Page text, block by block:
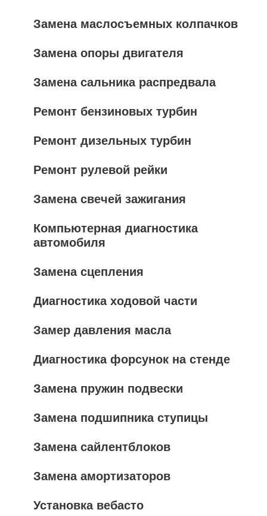
Замена маслосъемных колпачков
Замена опоры двигателя
Замена сальника распредвала
Ремонт бензиновых турбин
Ремонт дизельных турбин
Ремонт рулевой рейки
Замена свечей зажигания
Компьютерная диагностика
автомобиля
Замена сцепления
Диагностика ходовой части
Замер давления масла
Диагностика форсунок на стенде
Замена пружин подвески
Замена подшипника ступицы
Замена сайлентблоков
Замена амортизаторов
Установка вебасто